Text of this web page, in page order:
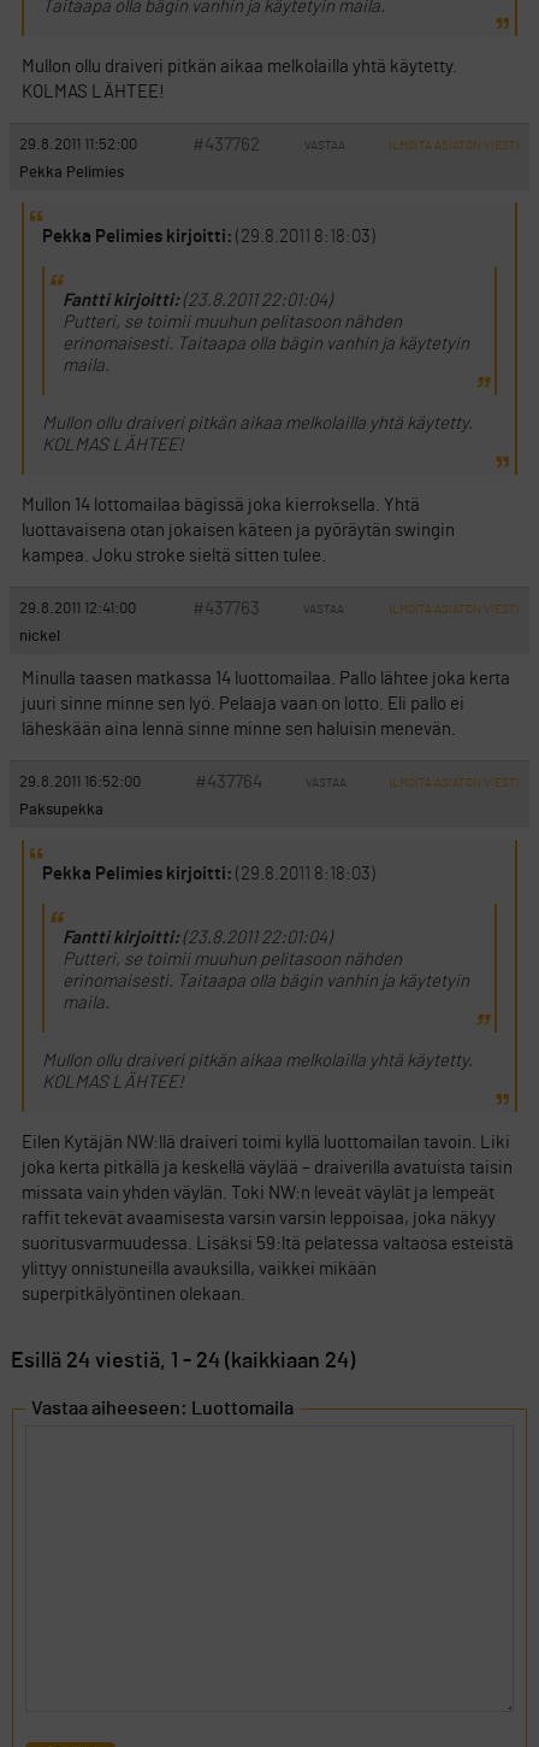
Taitaapa olla bägin vanhin ja käytetyin maila.
Mullon ollu draiveri pitkän aikaa melkolailla yhtä käytetty.
KOLMAS LÄHTEE!
29.8.2011 11:52:00 #437762 VASTAA ILMOITA ASIATON VIESTI
Pekka Pelimies
Pekka Pelimies kirjoitti: (29.8.2011 8:18:03)
Fantti kirjoitti:(23.8.2011 22:01:04)
Putteri, se toimii muuhun pelitasoon nähden
erinomaisesti. Taitaapa olla bägin vanhin ja käytetyin
maila.
Mullon ollu draiveri pitkän aikaa melkolailla yhtä käytetty.
KOLMAS LÄHTEE!
Mullon 14 lottomailaa bägissä joka kierroksella. Yhtä
luottavaisena otan jokaisen käteen ja pyöräytän swingin
kampea. Joku stroke sieltä sitten tulee.
29.8.2011 12:41:00 #437763 VASTAA ILMOITA ASIATON VIESTI
nickel
Minulla taasen matkassa 14 luottomailaa. Pallo lähtee joka kerta
juuri sinne minne sen lyö. Pelaaja vaan on lotto. Eli pallo ei
läheskään aina lennä sinne minne sen haluisin menevän.
29.8.2011 16:52:00 #437764 VASTAA ILMOITA ASIATON VIESTI
Paksupekka
Pekka Pelimies kirjoitti: (29.8.2011 8:18:03)
Fantti kirjoitti:(23.8.2011 22:01:04)
Putteri, se toimii muuhun pelitasoon nähden
erinomaisesti. Taitaapa olla bägin vanhin ja käytetyin
maila.
Mullon ollu draiveri pitkän aikaa melkolailla yhtä käytetty.
KOLMAS LÄHTEE!
Eilen Kytäjän NW:llä draiveri toimi kyllä luottomailan tavoin. Liki
joka kerta pitkällä ja keskellä väylää – draiverilla avatuista taisin
missata vain yhden väylän. Toki NW:n leveät väylät ja lempeät
raffit tekevät avaamisesta varsin varsin leppoisaa, joka näkyy
suoritusvarmuudessa. Lisäksi 59:ltä pelatessa valtaosa esteistä
ylittyy onnistuneilla avauksilla, vaikkei mikään
superpitkälyöntinen olekaan.
Esillä 24 viestiä, 1 - 24 (kaikkiaan 24)
Vastaa aiheeseen: Luottomaila